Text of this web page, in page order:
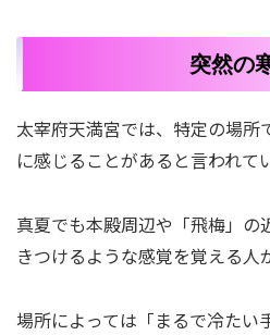
突然の
太宰府天満宮では、特定の場所
に感じることがあると言われて
真夏でも本殿周辺や「飛梅」の
きつけるような感覚を覚える人
場所によっては「まるで冷たい